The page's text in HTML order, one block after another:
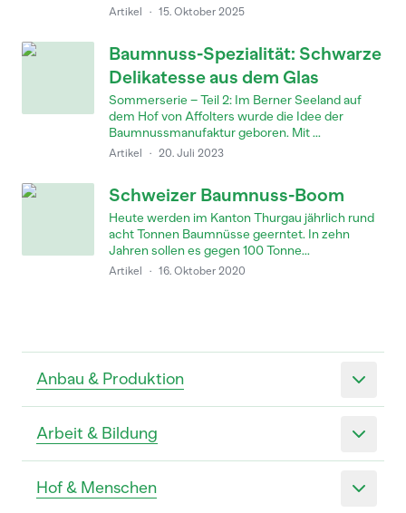
Anbau & Produktion
Arbeit & Bildung
Hof & Menschen
Artikel · 15. Oktober 2025
Baumnuss-Spezialität: Schwarze
Delikatesse aus dem Glas
Sommerserie – Teil 2: Im Berner Seeland auf
dem Hof von Affolters wurde die Idee der
Baumnussmanufaktur geboren. Mit ...
Artikel · 20. Juli 2023
Schweizer Baumnuss-Boom
Heute werden im Kanton Thurgau jährlich rund
acht Tonnen Baumnüsse geerntet. In zehn
Jahren sollen es gegen 100 Tonne...
Artikel · 16. Oktober 2020